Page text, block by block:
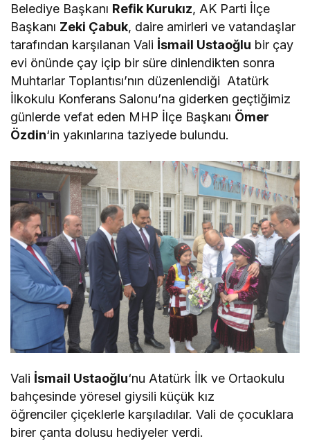
Belediye Başkanı Refik Kurukız, AK Parti İlçe
Başkanı Zeki Çabuk, daire amirleri ve vatandaşlar
tarafından karşılanan Vali İsmail Ustaoğlu bir çay
evi önünde çay içip bir süre dinlendikten sonra
Muhtarlar Toplantısı’nın düzenlendiği Atatürk
İlkokulu Konferans Salonu’na giderken geçtiğimiz
günlerde vefat eden MHP İlçe Başkanı Ömer
Özdin‘in yakınlarına taziyede bulundu.
Vali İsmail Ustaoğlu‘nu Atatürk İlk ve Ortaokulu
bahçesinde yöresel giysili küçük kız
öğrenciler çiçeklerle karşıladılar. Vali de çocuklara
birer çanta dolusu hediyeler verdi.